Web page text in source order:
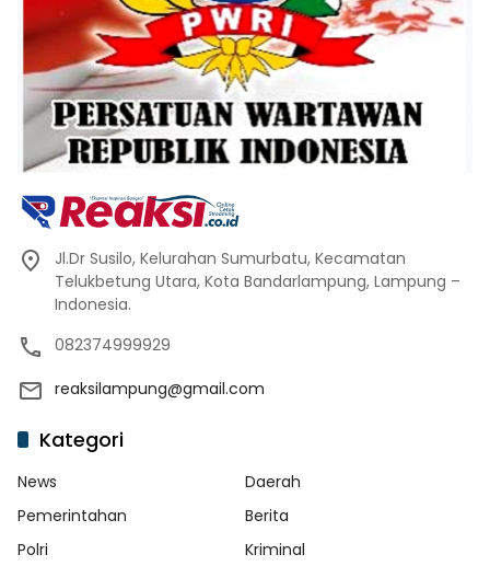
Jl.Dr Susilo, Kelurahan Sumurbatu, Kecamatan
Telukbetung Utara, Kota Bandarlampung, Lampung –
Indonesia.
082374999929
reaksilampung@gmail.com
Kategori
News
Daerah
Pemerintahan
Berita
Polri
Kriminal